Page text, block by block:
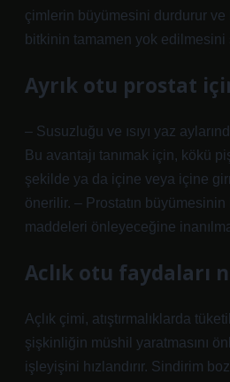
çimlerin büyümesini durdurur
bitkinin tamamen yok edilmesini
Ayrık otu prostat
– Susuzluğu ve ısıyı yaz
Bu avantajı tanımak için, kökü
şekilde ya da içine veya içine
önerilir. – Prostatın
maddeleri önleyeceğine
Aclık otu faydaları
Açlık çimi, atıştırmalıklarda
şişkinliğin müshil yaratmasını
işleyişini hızlandırır. Sindirim